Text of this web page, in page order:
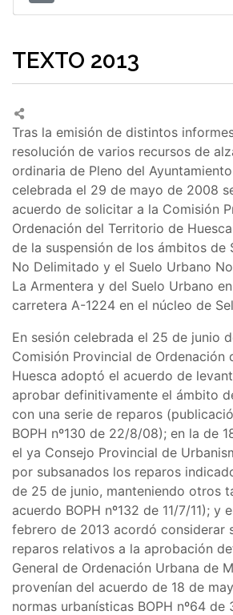
TEXTO 2013
Tras la emisión de distintos
resolución de varios recursos de
ordinaria de Pleno del
celebrada el 29 de mayo de 2008
acuerdo de solicitar a la Comisión
Ordenación del Territorio de
de la suspensión de los ámbitos de
No Delimitado y el Suelo Urbano
La Armentera y del Suelo Urbano
carretera A-1224 en el núcleo de
En sesión celebrada el 25 de junio
Comisión Provincial de Ordenación
Huesca adoptó el acuerdo de
aprobar definitivamente el ámbito
con una serie de reparos
BOPH nº130 de 22/8/08); en la de
el ya Consejo Provincial de
por subsanados los reparos
de 25 de junio, manteniendo otros
acuerdo BOPH nº132 de 11/7/11); y
febrero de 2013 acordó considerar
reparos relativos a la aprobación
General de Ordenación Urbana de
provenían del acuerdo de 18 de
normas urbanísticas BOPH nº64 de